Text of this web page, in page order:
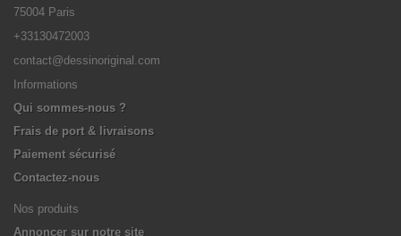
75004 Paris
+33130472003
contact@dessinoriginal.com
Informations
Qui sommes-nous ?
Frais de port & livraisons
Paiement sécurisé
Contactez-nous
Nos produits
Annoncer sur notre site